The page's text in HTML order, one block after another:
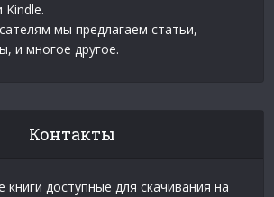
Kindle.
мы предлагаем статьи,
и многое другое.
Контакты
книги доступные для скачивания на